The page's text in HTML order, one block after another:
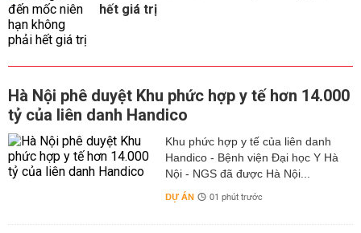
hết giá trị
Hà Nội phê duyệt Khu phức hợp y tế hơn 14.000
tỷ của liên danh Handico
Khu phức hợp y tế của liên danh
Handico - Bệnh viện Đại học Y Hà
Nội - NGS đã được Hà Nội...
DỰ ÁN 01 phút trước